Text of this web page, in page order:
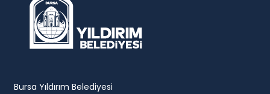
Bursa Yıldırım Belediyesi